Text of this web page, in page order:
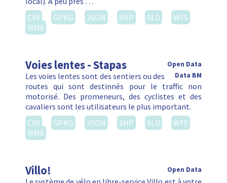
CSV
GPKG JSON SHP SLD
WFS
WMS
Voies lentes - Stapas
Open Data
Data BM
Les voies lentes sont des sentiers ou des
routes qui sont destinnés pour le traffic non
motorisé. Des promeneurs, des cyclistes et des
cavaliers sont les utilisateurs le plus important.
CSV
GPKG JSON SHP SLD
WFS
WMS
Villo! Open Data